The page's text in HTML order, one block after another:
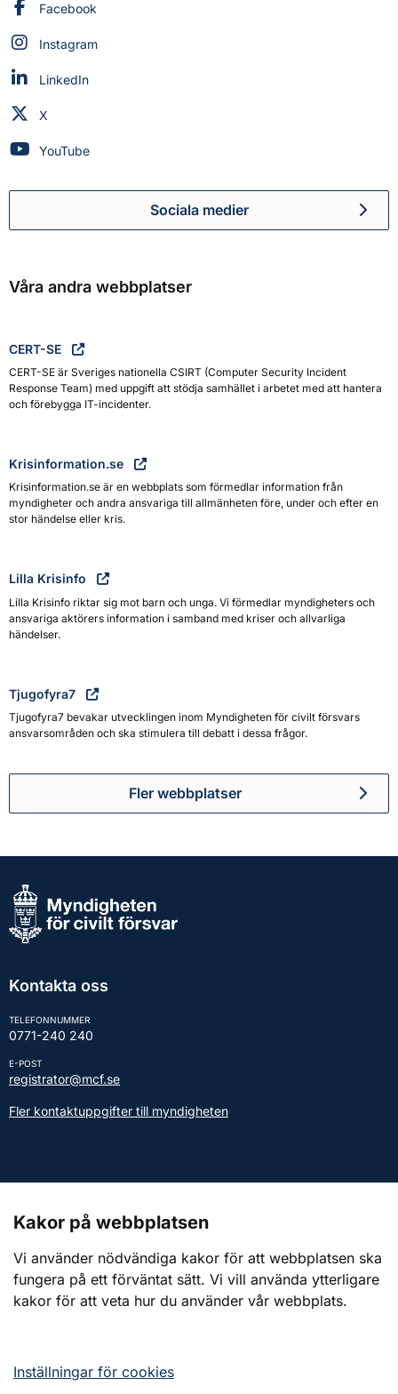
Myndigheten för civilt försvar på
Facebook
Myndigheten för civilt försvar på
Instagram
Myndigheten för civilt försvar på
LinkedIn
Myndigheten för civilt försvar på
X
Myndigheten för civilt försvar på
YouTube
Myndigheten för civilt
Sociala medier
Våra andra webbplatser
CERT-SE
CERT-SE är Sveriges nationella CSIRT (Computer Security Incident
Response Team) med uppgift att stödja samhället i arbetet med att hantera
och förebygga IT-incidenter.
Krisinformation.se
Krisinformation.se är en webbplats som förmedlar information från
myndigheter och andra ansvariga till allmänheten före, under och efter en
stor händelse eller kris.
Lilla Krisinfo
Lilla Krisinfo riktar sig mot barn och unga. Vi förmedlar myndigheters och
ansvariga aktörers information i samband med kriser och allvarliga
händelser.
Tjugofyra7
Tjugofyra7 bevakar utvecklingen inom Myndigheten för civilt försvars
ansvarsområden och ska stimulera till debatt i dessa frågor.
Fler webbplatser
Kontakta oss
TELEFONNUMMER
0771-240 240
E-POST
registrator@mcf.se
Fler kontaktuppgifter till myndigheten
Webbplatsen
Om webbplatsen
Kakor på webbplatsen
Vi använder nödvändiga kakor för att webbplatsen ska
fungera på ett förväntat sätt. Vi vill använda ytterligare
kakor för att veta hur du använder vår webbplats.
Inställningar för cookies